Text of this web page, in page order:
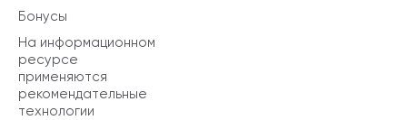
Бонусы
На информационном
ресурсе
применяются
рекомендательные
технологии